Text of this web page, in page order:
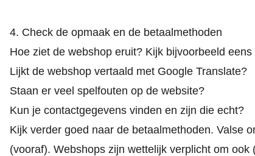
4. Check de opmaak en de betaalmethoden
Hoe ziet de webshop eruit? Kijk bijvoorbeeld
Lijkt de webshop vertaald met Google Translate?
Staan er veel spelfouten op de website?
Kun je contactgegevens vinden en zijn die echt?
Kijk verder goed naar de betaalmethoden. Valse
(vooraf). Webshops zijn wettelijk verplicht om